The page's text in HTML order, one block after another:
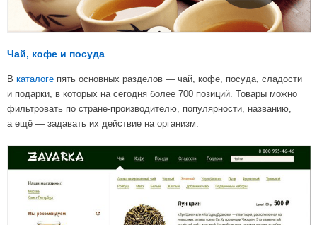
Чай, кофе и посуда
В каталоге пять основных разделов — чай, кофе, посуда, сладости
и подарки, в которых на сегодня более 700 позиций. Товары можно
фильтровать по стране-производителю, популярности, названию,
а ещё — задавать их действие на организм.